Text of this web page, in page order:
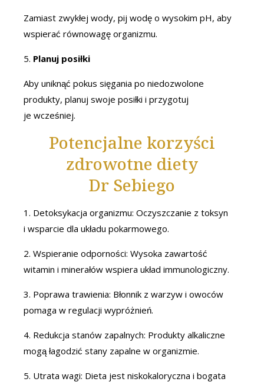
Zamiast zwykłej wody, pij wodę o wysokim pH, aby
wspierać równowagę organizmu.
5. Planuj posiłki
Aby uniknąć pokus sięgania po niedozwolone
produkty, planuj swoje posiłki i przygotuj
je wcześniej.
Potencjalne korzyści
zdrowotne diety
Dr Sebiego
1. Detoksykacja organizmu: Oczyszczanie z toksyn
i wsparcie dla układu pokarmowego.
2. Wspieranie odporności: Wysoka zawartość
witamin i minerałów wspiera układ immunologiczny.
3. Poprawa trawienia: Błonnik z warzyw i owoców
pomaga w regulacji wypróżnień.
4. Redukcja stanów zapalnych: Produkty alkaliczne
mogą łagodzić stany zapalne w organizmie.
5. Utrata wagi: Dieta jest niskokaloryczna i bogata